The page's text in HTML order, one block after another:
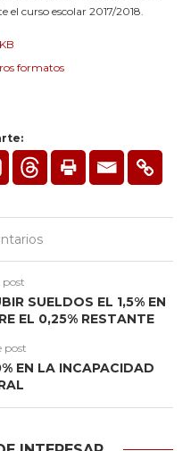
el curso escolar 2017/2018.
formatos
SUELDOS EL 1,5% EN
EL 0,25% RESTANTE
post
EN LA INCAPACIDAD